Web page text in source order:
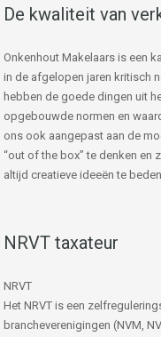
De kwaliteit van
Onkenhout Makelaars is een
in de afgelopen jaren kritisch
hebben de goede dingen uit
opgebouwde normen en
ons ook aangepast aan de
“out of the box” te denken en
altijd creatieve ideeën te
NRVT taxateur
NRVT
Het NRVT is een
brancheverenigingen (NVM,